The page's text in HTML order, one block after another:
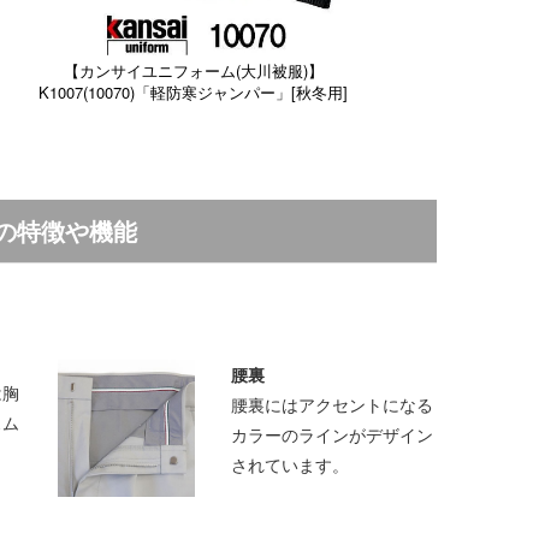
【カンサイユニフォーム(大川被服)】
K1007(10070)「軽防寒ジャンパー」[秋冬用]
特徴や機能
腰裏
腰裏にはアクセントになる
カラーのラインがデザイン
されています。